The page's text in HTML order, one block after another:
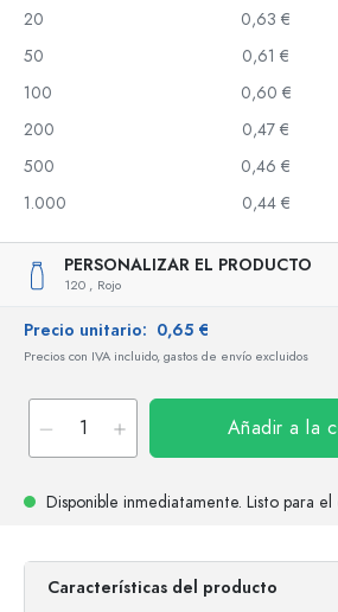
20
0,63 €
50
0,61 €
100
0,60 €
200
0,47 €
500
0,46 €
1.000
0,44 €
PERSONALIZAR EL PRODUCTO
120 , Rojo
Precio unitario: 0,65 €
Precios con IVA incluido, gastos de envío excluidos
Añadir a la
Disponible inmediatamente. Listo para el
Características del producto